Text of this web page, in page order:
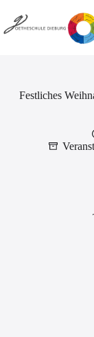
Inhalt
springen
Festliches